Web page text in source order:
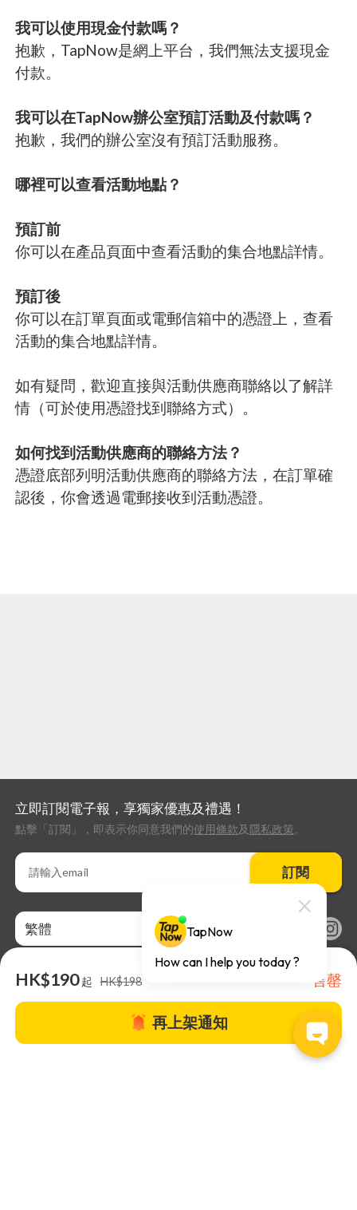
我可以使用現金付款嗎？
抱歉，TapNow是網上平台，我們無法支援現金
付款。
我可以在TapNow辦公室預訂活動及付款嗎？
抱歉，我們的辦公室沒有預訂活動服務。
哪裡可以查看活動地點？
預訂前
你可以在產品頁面中查看活動的集合地點詳情。
預訂後
你可以在訂單頁面或電郵信箱中的憑證上，查看
活動的集合地點詳情。
如有疑問，歡迎直接與活動供應商聯絡以了解詳
情（可於使用憑證找到聯絡方式）。
如何找到活動供應商的聯絡方法？
憑證底部列明活動供應商的聯絡方法，在訂單確
認後，你會透過電郵接收到活動憑證。
HK$190起 HK$198 售罄
再上架通知
立即訂閱電子報，享獨家優惠及禮遇！
點擊「訂閱」，即表示你同意我們的使用條款及 隱私政策。
訂閱
繁體
關於TapNow |TapNow Blog |加入成為合作夥伴|網站條款 |幫助